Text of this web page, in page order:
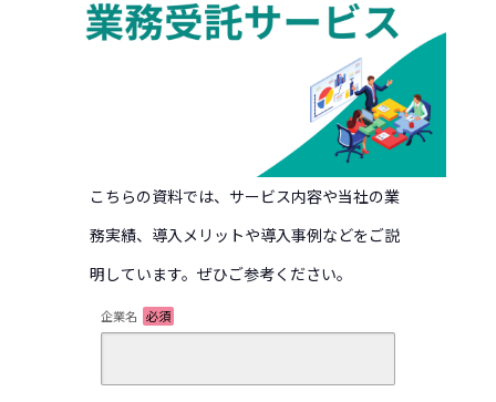
人材紹介
業務受託
官公庁・自治体業務
自社コールセンター
こちらの資料では、サービス内容や当社の業
務実績、導入メリットや導入事例などをご説
明しています。ぜひご参考ください。
企業名 必須